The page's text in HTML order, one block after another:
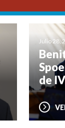
Julio 28,
de